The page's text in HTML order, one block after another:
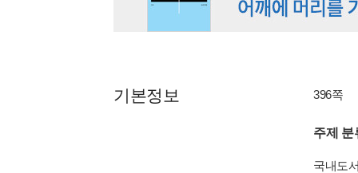
기본정보 396쪽
주제 분
국내도